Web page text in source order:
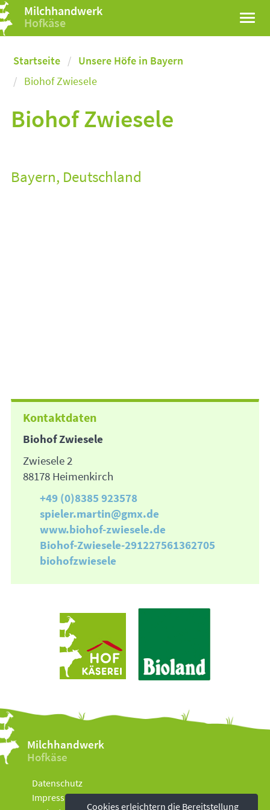
Milchhandwerk
Hofkäse
Startseite
Unsere Höfe in Bayern
Biohof Zwiesele
Biohof Zwiesele
Bayern, Deutschland
Kontaktdaten
Biohof Zwiesele
Zwiesele 2
88178 Heimenkirch
+49 (0)8385 923578
spieler.martin@gmx.de
www.biohof-zwiesele.de
Biohof-Zwiesele-291227561362705
biohofzwiesele
Cookies erleichtern die Bereitstellung
Milchhandwerk
Hofkäse
Datenschutz
Impressum